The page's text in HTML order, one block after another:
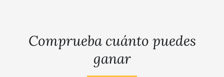
Comprueba cuánto puedes
ganar